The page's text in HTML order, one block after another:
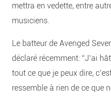
mettra en vedette, entre
musiciens.
Le batteur de Avenged
déclaré récemment: “J’ai
tout ce que je peux dire,
ressemble à rien de ce que